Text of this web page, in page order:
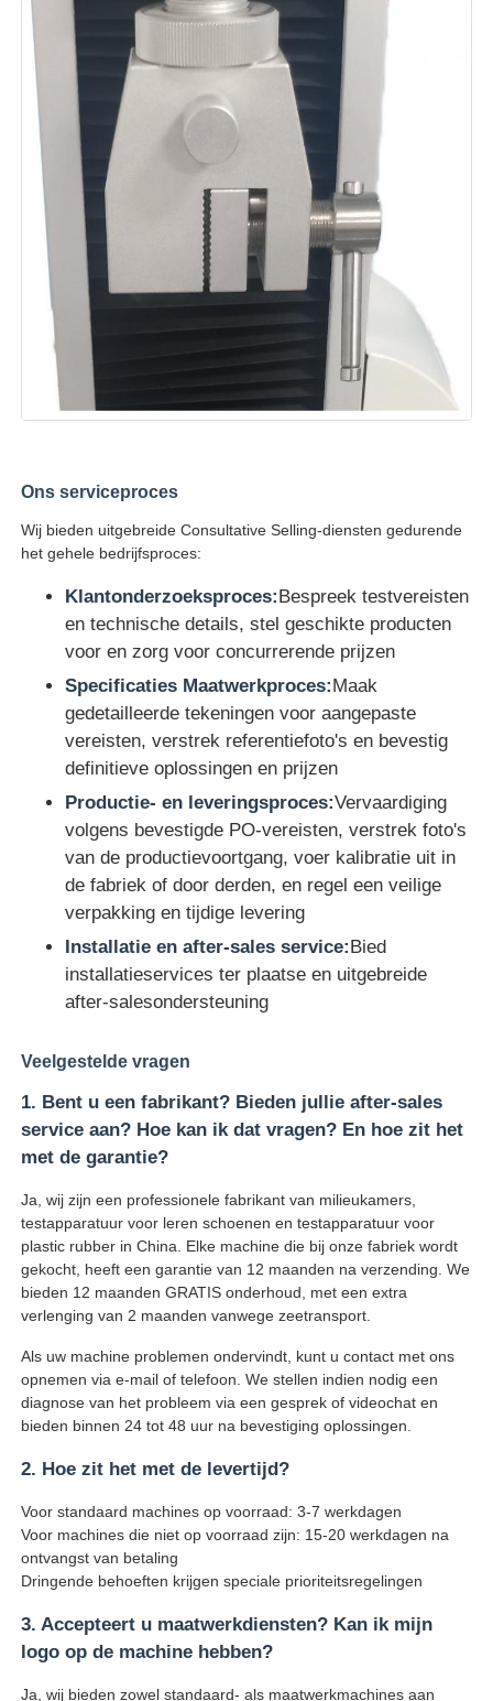
Ons serviceproces
Wij bieden uitgebreide Consultative Selling-diensten gedurende
het gehele bedrijfsproces:
Klantonderzoeksproces:Bespreek testvereisten
en technische details, stel geschikte producten
voor en zorg voor concurrerende prijzen
Specificaties Maatwerkproces:Maak
gedetailleerde tekeningen voor aangepaste
vereisten, verstrek referentiefoto's en bevestig
definitieve oplossingen en prijzen
Productie- en leveringsproces:Vervaardiging
volgens bevestigde PO-vereisten, verstrek foto's
van de productievoortgang, voer kalibratie uit in
de fabriek of door derden, en regel een veilige
verpakking en tijdige levering
Installatie en after-sales service:Bied
installatieservices ter plaatse en uitgebreide
after-salesondersteuning
Veelgestelde vragen
1. Bent u een fabrikant? Bieden jullie after-sales
service aan? Hoe kan ik dat vragen? En hoe zit het
met de garantie?
Ja, wij zijn een professionele fabrikant van milieukamers,
testapparatuur voor leren schoenen en testapparatuur voor
plastic rubber in China. Elke machine die bij onze fabriek wordt
gekocht, heeft een garantie van 12 maanden na verzending. We
bieden 12 maanden GRATIS onderhoud, met een extra
verlenging van 2 maanden vanwege zeetransport.
Als uw machine problemen ondervindt, kunt u contact met ons
opnemen via e-mail of telefoon. We stellen indien nodig een
diagnose van het probleem via een gesprek of videochat en
bieden binnen 24 tot 48 uur na bevestiging oplossingen.
2. Hoe zit het met de levertijd?
Voor standaard machines op voorraad: 3-7 werkdagen
Voor machines die niet op voorraad zijn: 15-20 werkdagen na
ontvangst van betaling
Dringende behoeften krijgen speciale prioriteitsregelingen
3. Accepteert u maatwerkdiensten? Kan ik mijn
logo op de machine hebben?
Ja, wij bieden zowel standaard- als maatwerkmachines aan